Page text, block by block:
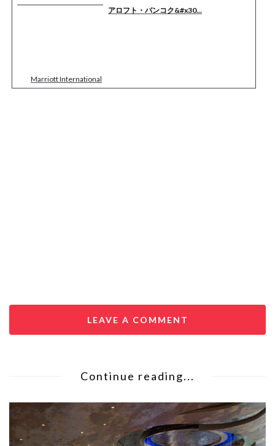
アロフト・バンコク&#x30...
Marriott International
LEAVE A COMMENT
Continue reading...